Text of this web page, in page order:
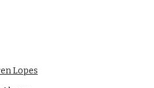
Lopes